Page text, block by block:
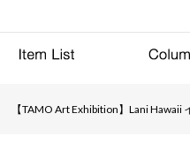
【TAMO Art Exhibition】Lani